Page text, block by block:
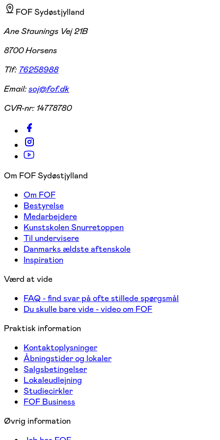
FOF Sydøstjylland
Ane Staunings Vej 21B
8700 Horsens
Tlf: 76258988
Email:soj@fof.dk
CVR-nr: 14778780
Om FOF Sydøstjylland
Om FOF
Bestyrelse
Medarbejdere
Kunstskolen Snurretoppen
Til undervisere
Danmarks ældste aftenskole
Inspiration
Værd at vide
FAQ - find svar på ofte stillede spørgsmål
Du skulle bare vide - video om FOF
Praktisk information
Kontaktoplysninger
Åbningstider og lokaler
Salgsbetingelser
Lokaleudlejning
Studiecirkler
FOF Business
Øvrig information